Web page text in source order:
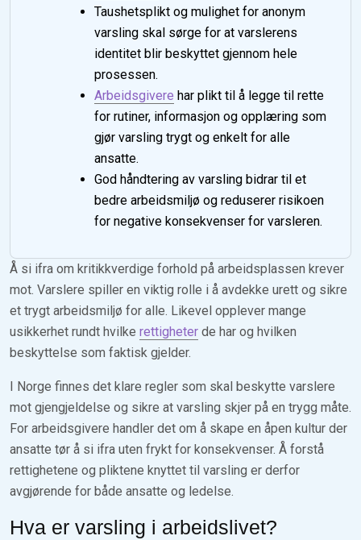
Taushetsplikt og mulighet for anonym
varsling skal sørge for at varslerens
identitet blir beskyttet gjennom hele
prosessen.
Arbeidsgivere har plikt til å legge til rette
for rutiner, informasjon og opplæring som
gjør varsling trygt og enkelt for alle
ansatte.
God håndtering av varsling bidrar til et
bedre arbeidsmiljø og reduserer risikoen
for negative konsekvenser for varsleren.
Å si ifra om kritikkverdige forhold på arbeidsplassen krever
mot. Varslere spiller en viktig rolle i å avdekke urett og sikre
et trygt arbeidsmiljø for alle. Likevel opplever mange
usikkerhet rundt hvilke rettigheter de har og hvilken
beskyttelse som faktisk gjelder.
I Norge finnes det klare regler som skal beskytte varslere
mot gjengjeldelse og sikre at varsling skjer på en trygg måte.
For arbeidsgivere handler det om å skape en åpen kultur der
ansatte tør å si ifra uten frykt for konsekvenser. Å forstå
rettighetene og pliktene knyttet til varsling er derfor
avgjørende for både ansatte og ledelse.
Hva er varsling i arbeidslivet?